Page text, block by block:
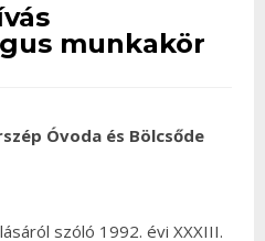
munkakör
Óvoda és Bölcsőde
szóló 1992. évi XXXIII.